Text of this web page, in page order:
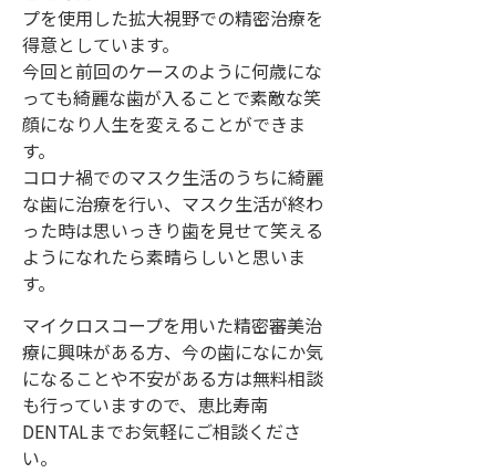
プを使用した拡大視野での精密治療を
得意としています。
今回と前回のケースのように何歳にな
っても綺麗な歯が入ることで素敵な笑
顔になり人生を変えることができま
す。
コロナ禍でのマスク生活のうちに綺麗
な歯に治療を行い、マスク生活が終わ
った時は思いっきり歯を見せて笑える
ようになれたら素晴らしいと思いま
す。
マイクロスコープを用いた精密審美治
療に興味がある方、今の歯になにか気
になることや不安がある方は無料相談
も行っていますので、恵比寿南
DENTALまでお気軽にご相談くださ
い。